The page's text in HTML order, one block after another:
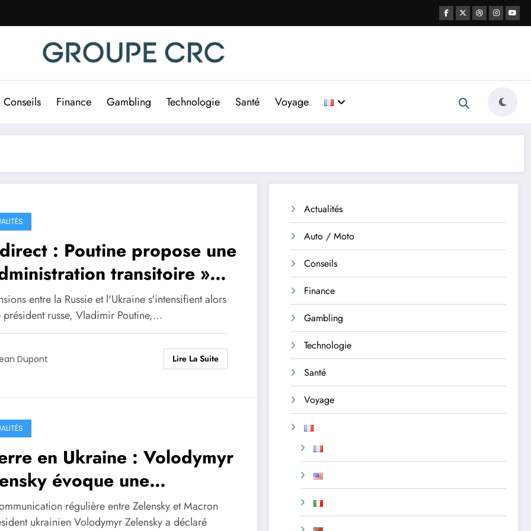
Conseils Finance Gambling Technologie Santé Voyage
: Poutine propose une
transitoire »
l’Ukraine sous la
de l’ONU
entre la Russie et l'Ukraine s'intensifient alors
président russe, Vladimir Poutine,…
Dupont Lire La Suite
en Ukraine : Volodymyr
évoque une
constructive et
régulière entre Zelensky et Macron
ukrainien Volodymyr Zelensky a déclaré
Actualités
Auto / Moto
Conseils
Finance
Gambling
Technologie
Santé
Voyage